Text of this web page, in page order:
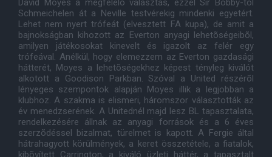
David Moyes a megfelelõ választás, ezzel Sir Bobby-tól
Schmeichelen át a Neville testvérekig mindenki egyetért.
Lehet nem nyert trófeát (elvesztett FA kupa), de amit a
bajnokságban kihozott az Everton anyagi lehetõségeibõl,
amilyen játékosokat kinevelt és igazolt az felér egy
trófeával. Anélkül, hogy elemezzem az Everton gazdasági
hátterét, Moyes a lehetõségekhez képest tényleg kiválót
alkotott a Goodison Parkban. Szóval a United részérõl
lényeges szempontok alapján Moyes illik a legjobban a
klubhoz. A szakma is elismeri, háromszor választották az
év menedzserének. A Unitednél majd lesz BL tapasztalata,
rendelkezésére állnak az anyagi források és a 6 éves
szerzõdéssel bizalmat, türelmet is kapott. A Fergie által
hátrahagyott körülmények, a keret összetétele, a fiatalok,
kibõvített Carrington, a kiváló üzleti háttér, a tapasztalt